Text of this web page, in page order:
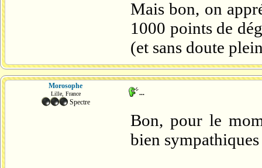
Mais bon, on
1000 points de
(et sans doute
Morosophe
Lille, France
Spectre
...
Bon, pour le
bien